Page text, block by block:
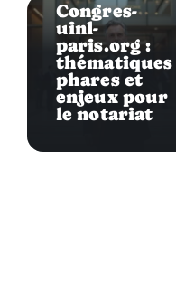
Congres-
uinl-
paris.org :
thématiques
phares et
enjeux pour
le notariat